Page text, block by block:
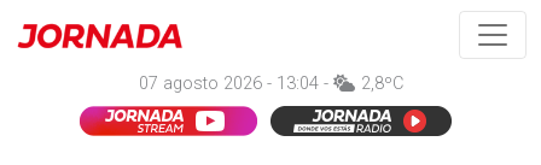
07 agosto 2026 - 13:04 - 2,8ºC